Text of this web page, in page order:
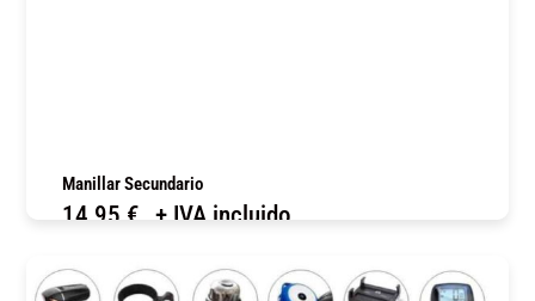
Manillar Secundario
14,95 € + IVA incluido